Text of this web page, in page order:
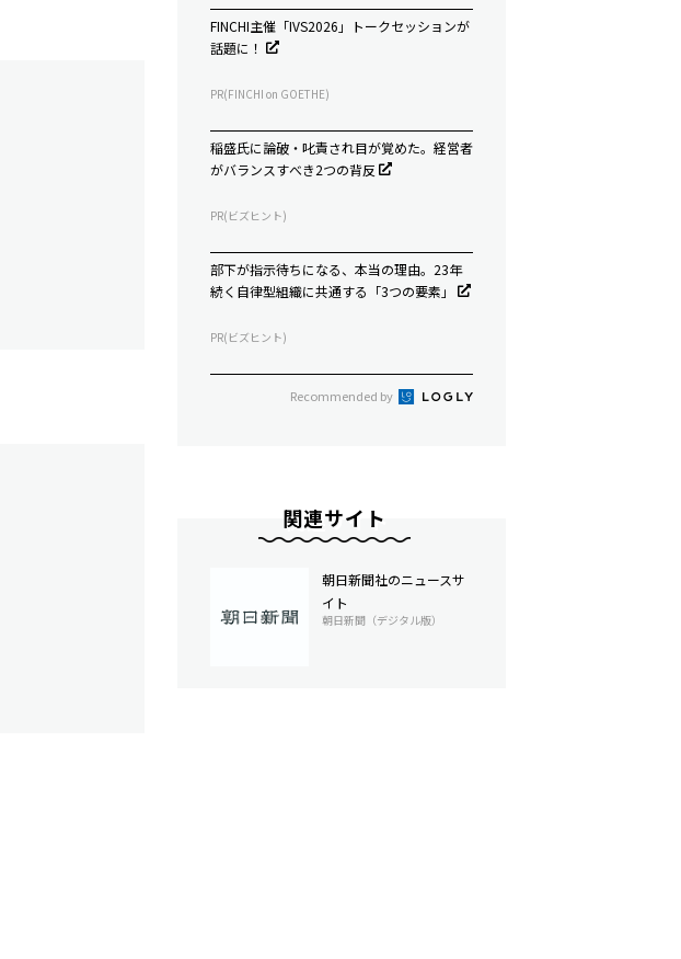
FINCHI主催「IVS2026」トークセッションが
話題に！
PR(FINCHI on GOETHE)
稲盛氏に論破・叱責され目が覚めた。経営者
がバランスすべき2つの背反
PR(ビズヒント)
部下が指示待ちになる、本当の理由。23年
続く自律型組織に共通する「3つの要素」
PR(ビズヒント)
Recommended by
関連サイト
朝日新聞社のニュースサ
イト
朝日新聞（デジタル版）